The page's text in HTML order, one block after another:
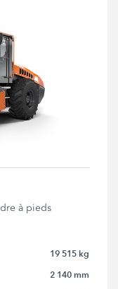
à pieds
19 515 kg
2 140 mm